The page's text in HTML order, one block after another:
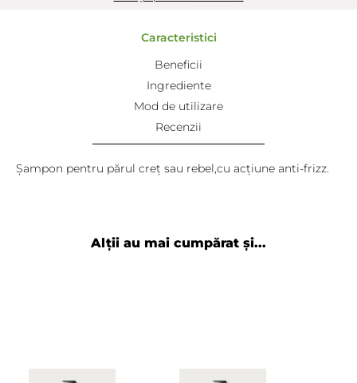
Caracteristici
Beneficii
Ingrediente
Mod de utilizare
Recenzii
Șampon pentru părul creț sau rebel,cu acțiune anti-frizz.
impreuna cu Balsamul / Masca Davines Love. Imi lasa
Alții au mai cumpărat și...